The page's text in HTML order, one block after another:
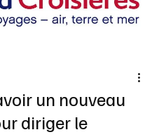
un nouveau
diriger le